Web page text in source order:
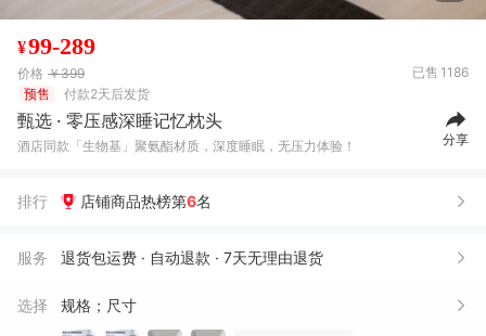
¥99-289
价格 ￥399 已售 1186
预售
付款2天后发货
甄选 · 零压感深睡记忆枕头
酒店同款「生物基」聚氨酯材质，深度睡眠，无压力体验！ 分享
排行 店铺商品热榜第6名
服务 退货包运费 · 自动退款 · 7天无理由退货
选择 规格；尺寸